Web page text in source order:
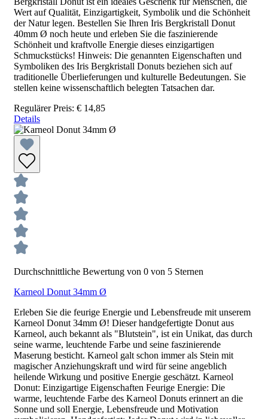
Wert auf Qualität, Einzigartigkeit, Symbolik und die Schönheit
der Natur legen. Bestellen Sie Ihren Iris Bergkristall Donut
40mm Ø noch heute und erleben Sie die faszinierende
Schönheit und kraftvolle Energie dieses einzigartigen
Schmuckstücks! Hinweis: Die genannten Eigenschaften und
Symboliken des Iris Bergkristall Donuts beziehen sich auf
traditionelle Überlieferungen und kulturelle Bedeutungen. Sie
stellen keine wissenschaftlich belegten Tatsachen dar.
Regulärer Preis: € 14,85
Details
Durchschnittliche Bewertung von 0 von 5 Sternen
Karneol Donut 34mm Ø
Erleben Sie die feurige Energie und Lebensfreude mit unserem
Karneol Donut 34mm Ø! Dieser handgefertigte Donut aus
Karneol, auch bekannt als "Blutstein", ist ein Unikat, das durch
seine warme, leuchtende Farbe und seine faszinierende
Maserung besticht. Karneol galt schon immer als Stein mit
magischer Anziehungskraft und wird für seine angeblich
heilende Wirkung und positive Energie geschätzt. Karneol
Donut: Einzigartige Eigenschaften Feurige Energie: Die
warme, leuchtende Farbe des Karneol Donuts erinnert an die
Sonne und soll Energie, Lebensfreude und Motivation